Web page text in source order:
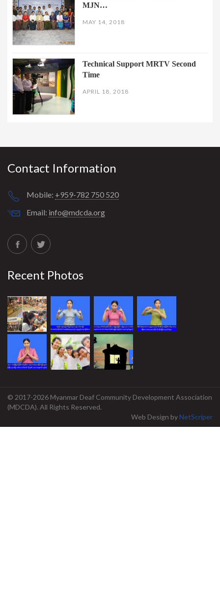
MJN…
MAY 14, 2018
Technical Support MRTV Second
Time
APRIL 18, 2018
Contact Information
Mobile: +959-782 750 520
Email: info@mdcda.org
Recent Photos
© 2017-2026 Myanmar Deaf Community Development Association
(MDCDA). All Rights Reserved.
Web Design byNetScriper